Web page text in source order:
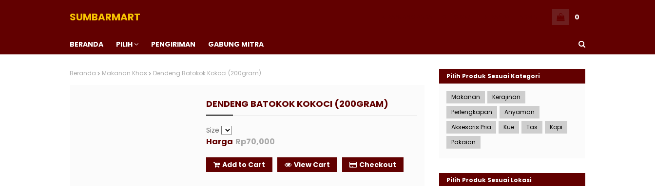
SUMBARMART 0
BERANDA PILIH PENGIRIMAN GABUNG MITRA
Beranda Makanan Khas Dendeng Batokok Kokoci (200gram)
DENDENG BATOKOK KOKOCI (200GRAM)
Size
Harga Rp70,000
Add to Cart View Cart Checkout
Pilih Produk Sesuai Kategori
Makanan
Kerajinan
Perlengkapan
Anyaman
Aksesoris Pria
Kue Tas
Kopi
Pakaian
Pilih Produk Sesuai Lokasi